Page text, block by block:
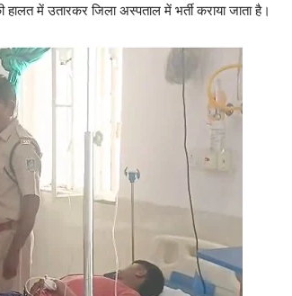
में उतारकर जिला अस्पताल में भर्ती कराया जाता है।